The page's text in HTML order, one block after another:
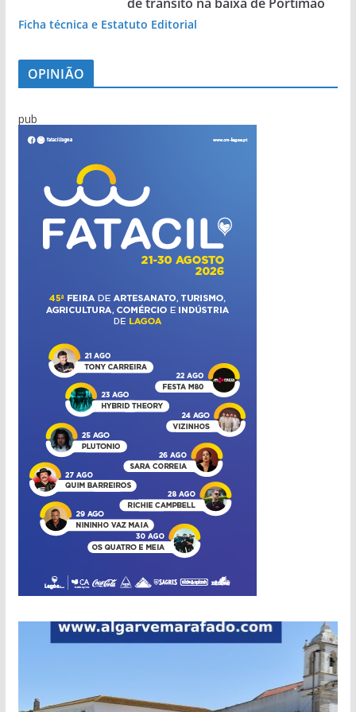
de trânsito na baixa de Portimão
Ficha técnica e Estatuto Editorial
OPINIÃO
pub